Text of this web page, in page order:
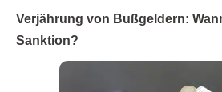
Verjährung von Bußgeldern:
Sanktion?